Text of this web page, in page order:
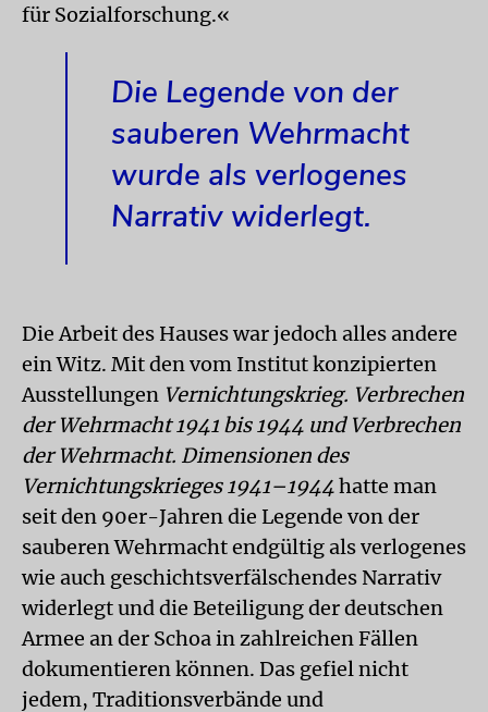
für Sozialforschung.«
Die Legende von der
sauberen Wehrmacht
wurde als verlogenes
Narrativ widerlegt.
Die Arbeit des Hauses war jedoch alles andere
ein Witz. Mit den vom Institut konzipierten
Ausstellungen Vernichtungskrieg. Verbrechen
der Wehrmacht 1941 bis 1944 und Verbrechen
der Wehrmacht. Dimensionen des
Vernichtungskrieges 1941–1944hatte man
seit den 90er-Jahren die Legende von der
sauberen Wehrmacht endgültig als verlogenes
wie auch geschichtsverfälschendes Narrativ
widerlegt und die Beteiligung der deutschen
Armee an der Schoa in zahlreichen Fällen
dokumentieren können. Das gefiel nicht
jedem, Traditionsverbände und